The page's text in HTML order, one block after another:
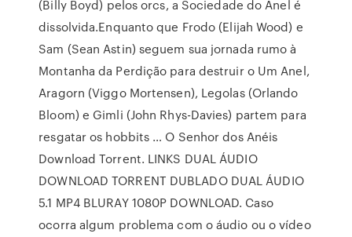
(Billy Boyd) pelos orcs, a Sociedade do Anel é
dissolvida.Enquanto que Frodo (Elijah Wood) e
Sam (Sean Astin) seguem sua jornada rumo à
Montanha da Perdição para destruir o Um Anel,
Aragorn (Viggo Mortensen), Legolas (Orlando
Bloom) e Gimli (John Rhys-Davies) partem para
resgatar os hobbits … O Senhor dos Anéis
Download Torrent. LINKS DUAL ÁUDIO
DOWNLOAD TORRENT DUBLADO DUAL ÁUDIO
5.1 MP4 BLURAY 1080P DOWNLOAD. Caso
ocorra algum problema com o áudio ou o vídeo